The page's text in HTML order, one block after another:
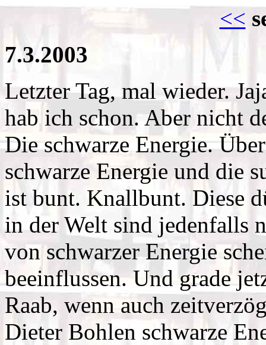
<<
7.3.2003
Letzter Tag, mal wieder.
hab ich schon. Aber nicht
Die schwarze Energie.
schwarze Energie und die
ist bunt. Knallbunt. Diese
in der Welt sind jedenfalls
von schwarzer Energie
beeinflussen. Und grade
Raab, wenn auch
Dieter Bohlen schwarze